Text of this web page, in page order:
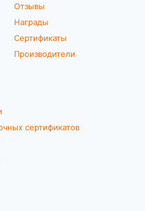
Отзывы
Награды
Сертификаты
Производители
сертификатов